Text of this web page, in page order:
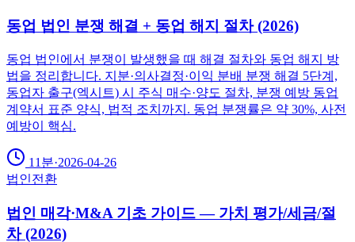
동업 법인 분쟁 해결 + 동업 해지 절차 (2026)
동업 법인에서 분쟁이 발생했을 때 해결 절차와 동업 해지 방
법을 정리합니다. 지분·의사결정·이익 분배 분쟁 해결 5단계,
동업자 출구(엑시트) 시 주식 매수·양도 절차, 분쟁 예방 동업
계약서 표준 양식, 법적 조치까지. 동업 분쟁률은 약 30%, 사전
예방이 핵심.
11분·2026-04-26
법인전환
법인 매각·M&A 기초 가이드 — 가치 평가/세금/절
차 (2026)